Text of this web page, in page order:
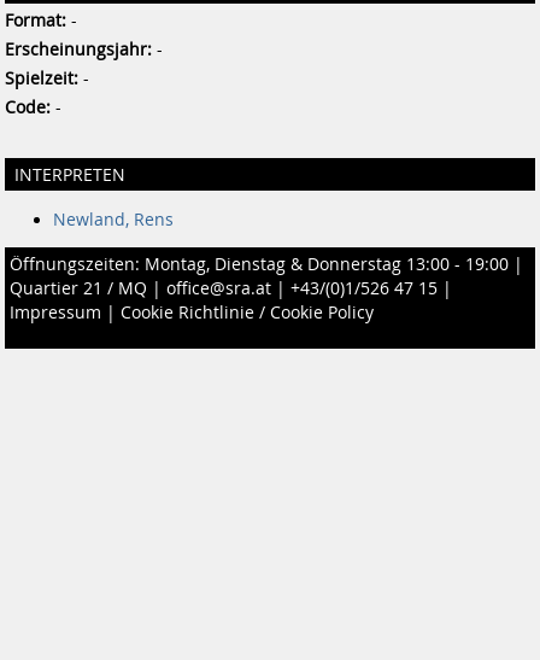
Format: -
Erscheinungsjahr: -
Spielzeit: -
Code: -
INTERPRETEN
Newland, Rens
Öffnungszeiten: Montag, Dienstag & Donnerstag 13:00 - 19:00 |
Quartier 21 / MQ | office@sra.at | +43/(0)1/526 47 15 |
Impressum | Cookie Richtlinie / Cookie Policy